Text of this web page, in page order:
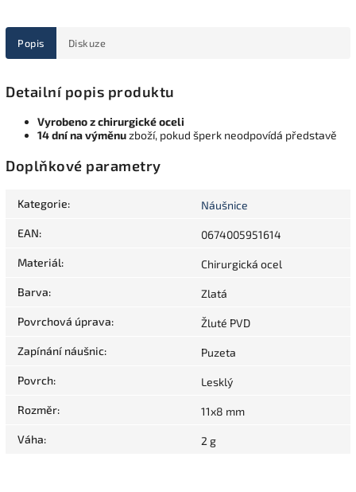
Popis Diskuze
Detailní popis produktu
Vyrobeno z chirurgické oceli
14 dní na výměnuzboží, pokud šperk neodpovídá představě
Doplňkové parametry
Kategorie: Náušnice
EAN: 0674005951614
Materiál: Chirurgická ocel
Barva: Zlatá
Povrchová úprava: Žluté PVD
Zapínání náušnic: Puzeta
Povrch: Lesklý
Rozměr: 11x8 mm
Váha: 2 g